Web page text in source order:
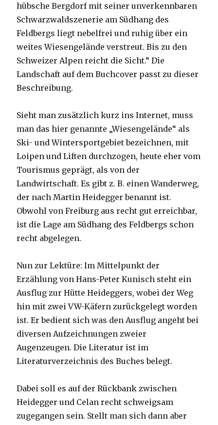
hübsche Bergdorf mit seiner unverkennbaren
Schwarzwaldszenerie am Südhang des
Feldbergs liegt nebelfrei und ruhig über ein
weites Wiesengelände verstreut. Bis zu den
Schweizer Alpen reicht die Sicht.“ Die
Landschaft auf dem Buchcover passt zu dieser
Beschreibung.
Sieht man zusätzlich kurz ins Internet, muss
man das hier genannte „Wiesengelände“ als
Ski- und Wintersportgebiet bezeichnen, mit
Loipen und Liften durchzogen, heute eher vom
Tourismus geprägt, als von der
Landwirtschaft. Es gibt z. B. einen Wanderweg,
der nach Martin Heidegger benannt ist.
Obwohl von Freiburg aus recht gut erreichbar,
ist die Lage am Südhang des Feldbergs schon
recht abgelegen.
Nun zur Lektüre: Im Mittelpunkt der
Erzählung von Hans-Peter Kunisch steht ein
Ausflug zur Hütte Heideggers, wobei der Weg
hin mit zwei VW-Käfern zurückgelegt worden
ist. Er bedient sich was den Ausflug angeht bei
diversen Aufzeichnungen zweier
Augenzeugen. Die Literatur ist im
Literaturverzeichnis des Buches belegt.
Dabei soll es auf der Rückbank zwischen
Heidegger und Celan recht schweigsam
zugegangen sein. Stellt man sich dann aber